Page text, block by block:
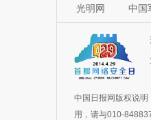
光明网
中国
中国日报网版权说明
用，请与010-